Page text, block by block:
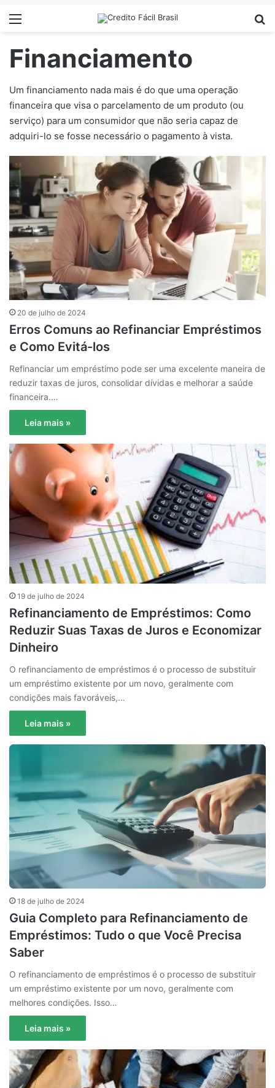
Menu
Financiamento
Um financiamento nada mais é do que uma operação
financeira que visa o parcelamento de um produto (ou
serviço) para um consumidor que não seria capaz de
adquiri-lo se fosse necessário o pagamento à vista.
20 de julho de 2024
Erros Comuns ao Refinanciar Empréstimos
e Como Evitá-los
Refinanciar um empréstimo pode ser uma excelente maneira de
reduzir taxas de juros, consolidar dívidas e melhorar a saúde
financeira.…
Leia mais »
19 de julho de 2024
Refinanciamento de Empréstimos: Como
Reduzir Suas Taxas de Juros e Economizar
Dinheiro
O refinanciamento de empréstimos é o processo de substituir
um empréstimo existente por um novo, geralmente com
condições mais favoráveis,…
Leia mais »
18 de julho de 2024
Guia Completo para Refinanciamento de
Empréstimos: Tudo o que Você Precisa
Saber
O refinanciamento de empréstimos é o processo de substituir
um empréstimo existente por um novo, geralmente com
melhores condições. Isso…
Leia mais »